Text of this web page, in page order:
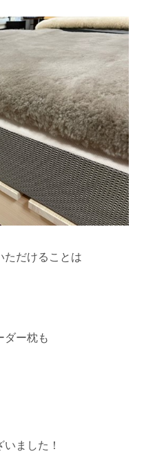
ただけることは
ダー枕も
ました！